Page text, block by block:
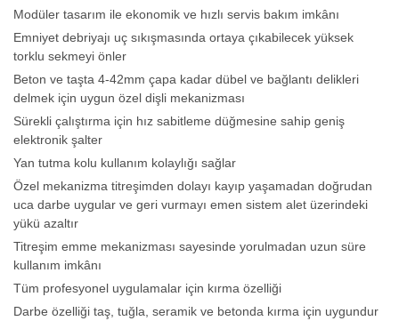
Modüler tasarım ile ekonomik ve hızlı servis bakım imkânı
Emniyet debriyajı uç sıkışmasında ortaya çıkabilecek yüksek
torklu sekmeyi önler
Beton ve taşta 4-42mm çapa kadar dübel ve bağlantı delikleri
delmek için uygun özel dişli mekanizması
Sürekli çalıştırma için hız sabitleme düğmesine sahip geniş
elektronik şalter
Yan tutma kolu kullanım kolaylığı sağlar
Özel mekanizma titreşimden dolayı kayıp yaşamadan doğrudan
uca darbe uygular ve geri vurmayı emen sistem alet üzerindeki
yükü azaltır
Titreşim emme mekanizması sayesinde yorulmadan uzun süre
kullanım imkânı
Tüm profesyonel uygulamalar için kırma özelliği
Darbe özelliği taş, tuğla, seramik ve betonda kırma için uygundur